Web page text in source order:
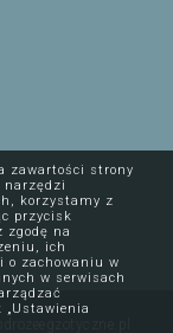
zawartości strony
narzędzi
korzystamy z
przycisk
zgodę na
ich
o zachowaniu w
w serwisach